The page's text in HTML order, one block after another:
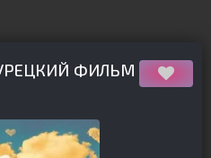
ФИЛЬМ